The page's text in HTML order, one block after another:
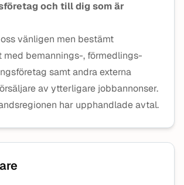
och till dig som är
vänligen men bestämt
med bemannings-, förmedlings-
samt andra externa
av ytterligare jobbannonser.
har upphandlade avtal.